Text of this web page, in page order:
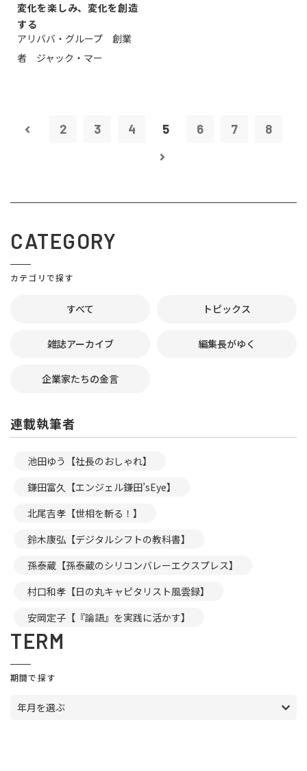
変化を楽しみ、変化を創造
する
アリババ・グループ 創業
者 ジャック・マー
2 3 4 5 6 7 8
CATEGORY
カテゴリで探す
すべて トピックス
雑誌アーカイブ 編集長がゆく
企業家たちの金言
連載執筆者
池田ゆう【社長のおしゃれ】
鎌田富久【エンジェル鎌田’sEye】
北尾吉孝【世相を斬る！】
鈴木康弘【デジタルシフトの教科書】
孫泰蔵【孫泰蔵のシリコンバレーエクスプレス】
村口和孝【日の丸キャピタリスト風雲録】
安岡定子【『論語』を実践に活かす】
TERM
期間で探す
年月を選ぶ